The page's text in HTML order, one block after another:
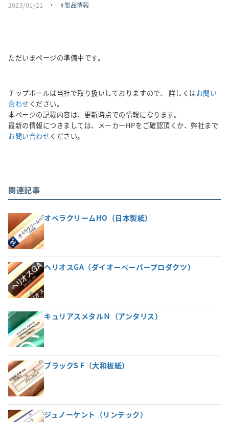
2023/01/21 ・ 製品情報
ただいまページの準備中です。
チップボールは当社で取り扱いしておりますので、 詳しくはお問い
合わせ ください。
本ページの記載内容は、更新時点での情報になります。
最新の情報につきましては、メーカーHPをご確認頂くか、弊社まで
お問い合わせください。
関連記事
オペラクリームHO（日本製紙）
ヘリオスGA（ダイオーペーパープロダクツ）
キュリアスメタルＮ（アンタリス）
ブラックS F（大和板紙）
ジュノーケント（リンテック）